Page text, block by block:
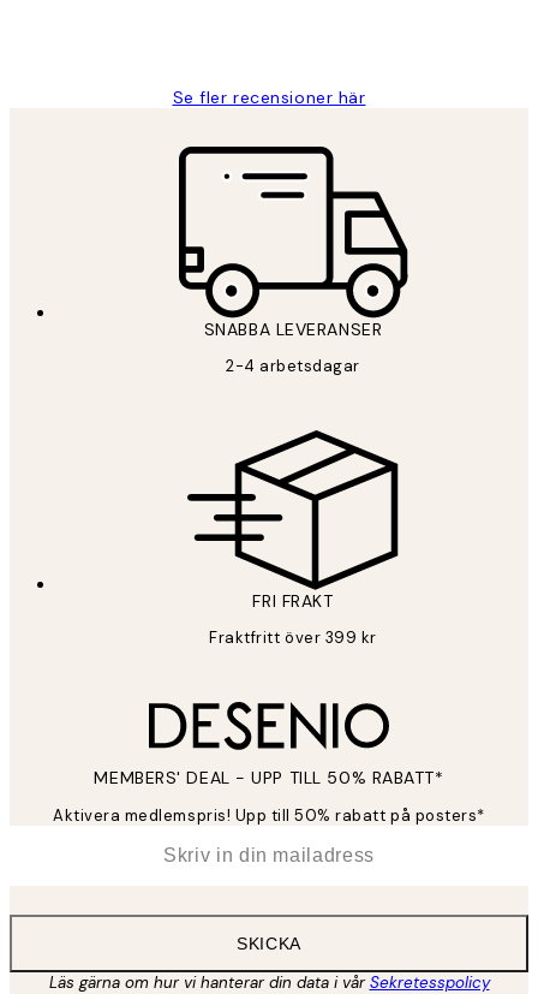
Se fler recensioner här
SNABBA LEVERANSER
2-4 arbetsdagar
FRI FRAKT
Fraktfritt över 399 kr
MEMBERS' DEAL - UPP TILL 50% RABATT*
Aktivera medlemspris! Upp till 50% rabatt på posters*
SKICKA
Läs gärna om hur vi hanterar din data i vårSekretesspolicy